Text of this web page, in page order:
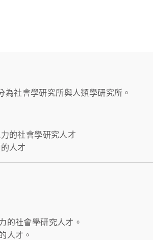
社會學研究所與人類學研究所。
的社會學研究人才
人才
的社會學研究人才。
人才。